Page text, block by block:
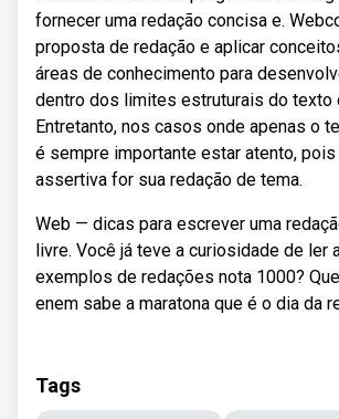
fornecer uma redação concisa e.
proposta de redação e aplicar
áreas de conhecimento para
dentro dos limites estruturais do texto
Entretanto, nos casos onde apenas o
é sempre importante estar atento, pois
assertiva for sua redação de tema.
Web — dicas para escrever uma
livre. Você já teve a curiosidade de ler
exemplos de redações nota 1000?
enem sabe a maratona que é o dia da
Tags